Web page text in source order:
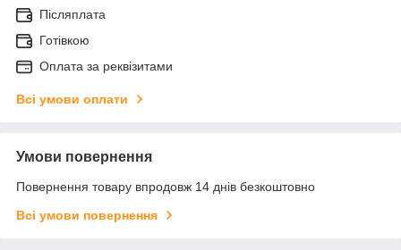
Післяплата
Готівкою
Оплата за реквізитами
Всі умови оплати
Умови повернення
Повернення товару впродовж 14 днів безкоштовно
Всі умови повернення